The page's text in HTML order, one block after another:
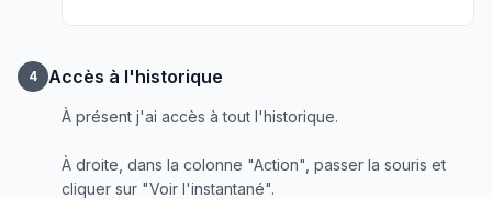
4 Accès à l'historique
À présent j'ai accès à tout l'historique.
À droite, dans la colonne "Action", passer la souris et
cliquer sur "Voir l'instantané".